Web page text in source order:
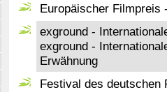
Europäischer Filmpreis
exground -
exground -
Erwähnung
Festival des